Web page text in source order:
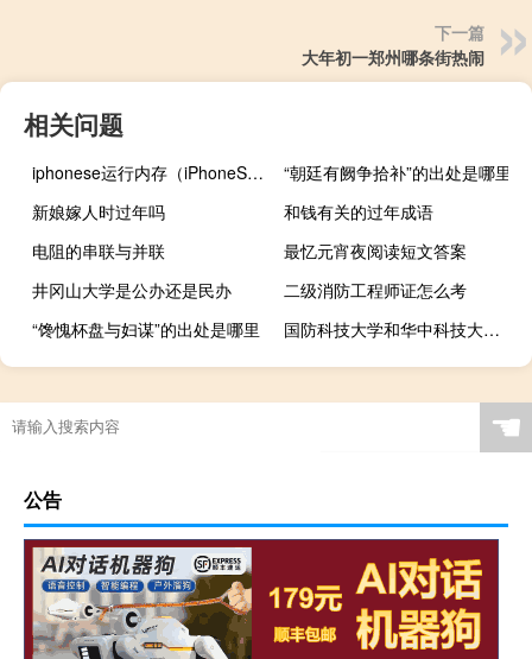
下一篇
大年初一郑州哪条街热闹
相关问题
iphonese运行内存（iPhoneSE是多少运存）
“朝廷有阙争拾补”的出处是哪里
新娘嫁人时过年吗
和钱有关的过年成语
电阻的串联与并联
最忆元宵夜阅读短文答案
井冈山大学是公办还是民办
二级消防工程师证怎么考
“馋愧杯盘与妇谋”的出处是哪里
国防科技大学和华中科技大学哪个好
☚
公告